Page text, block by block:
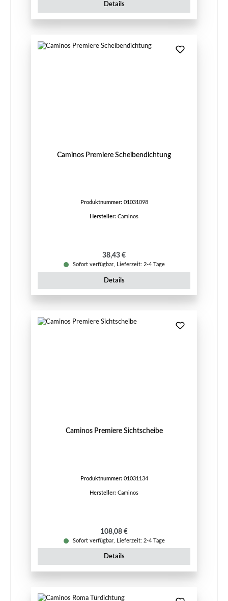
Details
Caminos Premiere Scheibendichtung
Produktnummer: 01031098
Hersteller: Caminos
Regulärer Preis:
38,43 €
Sofort verfügbar, Lieferzeit: 2-4 Tage
Details
Caminos Premiere Sichtscheibe
Produktnummer: 01031134
Hersteller: Caminos
Regulärer Preis:
108,08 €
Sofort verfügbar, Lieferzeit: 2-4 Tage
Details